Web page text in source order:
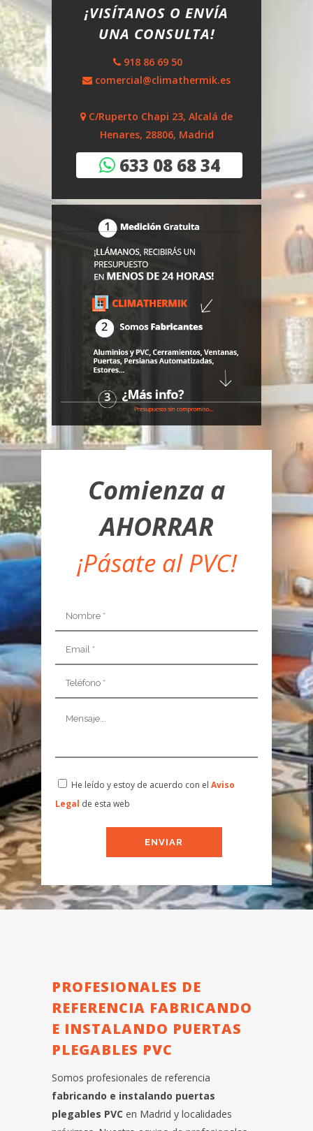
¡VISÍTANOS O ENVÍA
UNA CONSULTA!
918 86 69 50
comercial@climathermik.es
C/Ruperto Chapi 23, Alcalá de
Henares, 28806, Madrid
633 08 68 34
Comienza a
AHORRAR
¡Pásate al PVC!
He leído y estoy de acuerdo con el Aviso
Legal de esta web
PROFESIONALES DE
REFERENCIA FABRICANDO
E INSTALANDO PUERTAS
PLEGABLES PVC
Somos profesionales de referencia
fabricando e instalando puertas
plegables PVC en Madrid y localidades